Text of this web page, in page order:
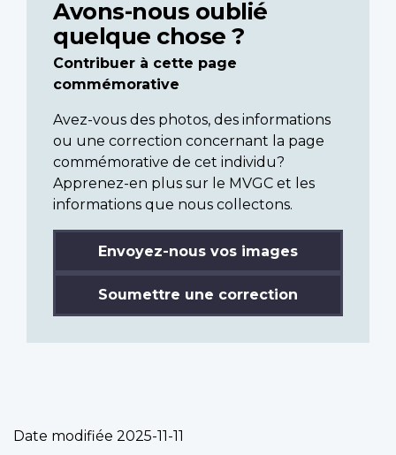
Avons-nous oublié
quelque chose ?
Contribuer à cette page
commémorative
Avez-vous des photos, des informations
ou une correction concernant la page
commémorative de cet individu?
Apprenez-en plus sur le MVGC et les
informations que nous collectons.
Envoyez-nous vos images
Soumettre une correction
Date modifiée 2025-11-11